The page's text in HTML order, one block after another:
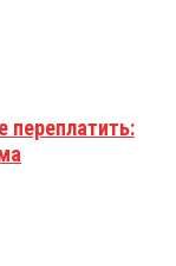
переплатить: